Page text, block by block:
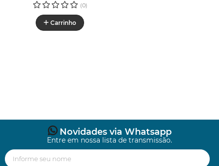
(0)
Carrinho
Novidades via Whatsapp
Entre em nossa lista de transmissão.